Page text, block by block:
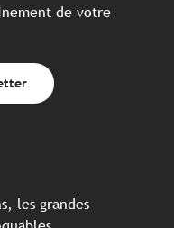
de votre
les grandes